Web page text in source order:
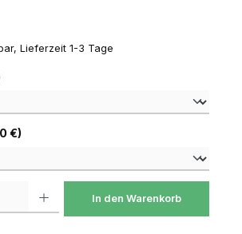
von 5 von 5 Sternen
Lieferzeit 1-3 Tage
auswählen
€)auswählen
In den Warenkorb